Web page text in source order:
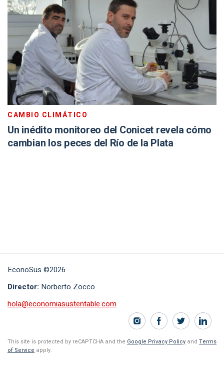
CAMBIO CLIMÁTICO
Un inédito monitoreo del Conicet revela cómo
cambian los peces del Río de la Plata
EconoSus ©2026
Director: Norberto Zocco
hola@economiasustentable.com
This site is protected by reCAPTCHA and the Google Privacy Policy and Terms
of Service apply.